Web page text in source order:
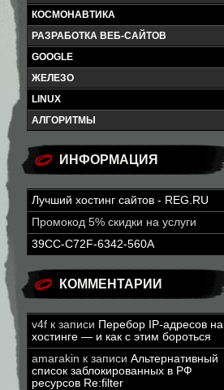
КОСМОНАВТИКА
РАЗРАБОТКА ВЕБ-САЙТОВ
GOOGLE
ЖЕЛЕЗО
LINUX
АЛГОРИТМЫ
ИНФОРМАЦИЯ
Лучший хостинг сайтов - REG.RU
Промокод 5% скидки на услуги
39CC-C72F-6342-560A
КОММЕНТАРИИ
v4f к записи Перебор IP-адресов на
хостинге — и как с этим бороться
amarakin к записи Альтернативный
список заблокированных в РФ
ресурсов Re:filter